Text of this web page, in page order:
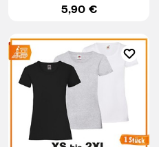
5,90 €